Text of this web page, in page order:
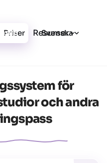
Priser Resurser
dig Svenska
för
och andra